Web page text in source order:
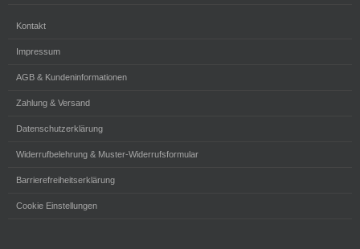
Kontakt
Impressum
AGB & Kundeninformationen
Zahlung & Versand
Datenschutzerklärung
Widerrufbelehrung & Muster-Widerrufsformular
Barrierefreiheitserklärung
Cookie Einstellungen